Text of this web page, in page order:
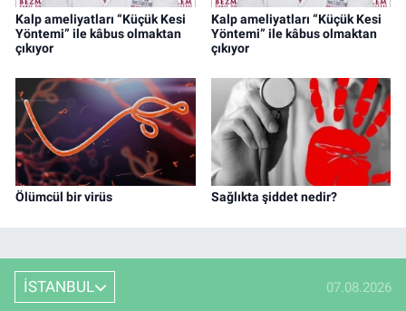
Kalp ameliyatları “Küçük Kesi
Yöntemi” ile kâbus olmaktan
çıkıyor
Kalp ameliyatları “Küçük Kesi
Yöntemi” ile kâbus olmaktan
çıkıyor
Ölümcül bir virüs Sağlıkta şiddet nedir?
İSTANBUL 07.08.2026